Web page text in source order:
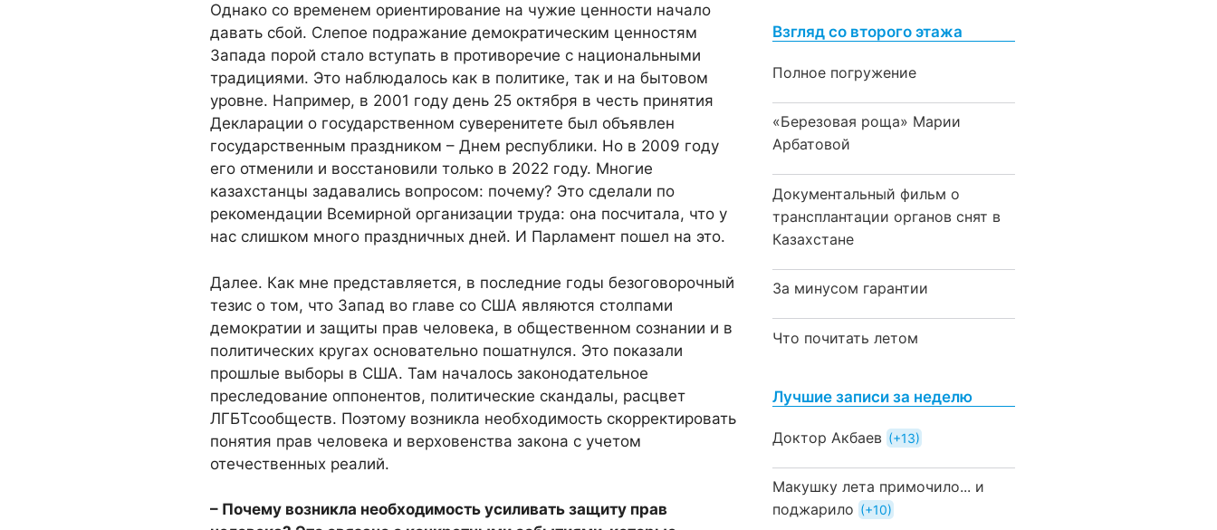
Однако со временем ориентирование на чужие ценности начало
давать сбой. Слепое подражание демократическим ценностям
Запада порой стало вступать в противоречие с национальными
традициями. Это наблюдалось как в политике, так и на бытовом
уровне. Например, в 2001 году день 25 октября в честь принятия
Декларации о государственном суверенитете был объявлен
государственным праздником – Днем республики. Но в 2009 году
его отменили и восстановили только в 2022 году. Многие
казахстанцы задавались вопросом: почему? Это сделали по
рекомендации Всемирной организации труда: она посчитала, что у
нас слишком много праздничных дней. И Парламент пошел на это.
Далее. Как мне представляется, в последние годы безоговорочный
тезис о том, что Запад во главе со США являются столпами
демократии и защиты прав человека, в общественном сознании и в
политических кругах основательно пошатнулся. Это показали
прошлые выборы в США. Там началось законодательное
преследование оппонентов, политические скандалы, расцвет
ЛГБТсообществ. Поэтому возникла необходимость скорректировать
понятия прав человека и верховенства закона с учетом
отечественных реалий.
– Почему возникла необходимость усиливать защиту прав
Взгляд со второго этажа
Полное погружение
«Березовая роща» Марии
Арбатовой
Документальный фильм о
трансплантации органов снят в
Казахстане
За минусом гарантии
Что почитать летом
Лучшие записи за неделю
Доктор Акбаев +13
Макушку лета примочило... и
поджарило
+10